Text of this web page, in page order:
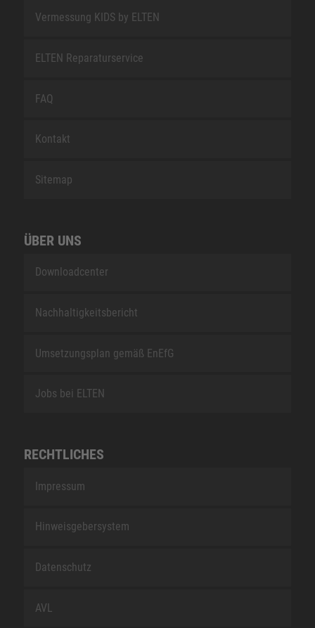
Vermessung KIDS by ELTEN
ELTEN Reparaturservice
FAQ
Kontakt
Sitemap
ÜBER UNS
Downloadcenter
Nachhaltigkeitsbericht
Umsetzungsplan gemäß EnEfG
Jobs bei ELTEN
RECHTLICHES
Impressum
Hinweisgebersystem
Datenschutz
AVL